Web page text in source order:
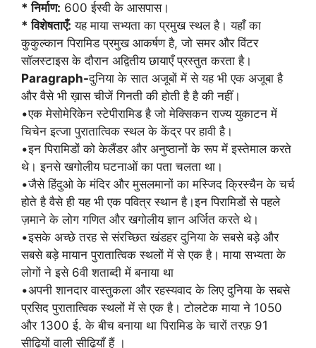
* निर्माण: 600 ईस्वी के आसपास।
* विशेषताएँ: यह माया सभ्यता का प्रमुख स्थल है। यहाँ का
कुकुल्कान पिरामिड प्रमुख आकर्षण है, जो समर और विंटर
सॉलस्टाइस के दौरान अद्वितीय छायाएँ प्रस्तुत करता है।
Paragraph-दुनिया के सात अजूबों में से यह भी एक अजूबा है
और वैसे भी ख़ास चीजें गिनती की होती है है की नहीं।
•एक मेसोमेरिकेन स्टेपीरामिड है जो मेक्सिकन राज्य युकाटन में
चिचेन इत्जा पुरातात्विक स्थल के केंद्र पर हावी है।
•इन पिरामिडों को केलैंडर और अनुष्ठानों के रूप में इस्तेमाल करते
थे। इनसे खगोलीय घटनाओं का पता चलता था।
•जैसे हिंदुओ के मंदिर और मुसलमानों का मस्जिद क्रिस्चैन के चर्च
होते है वैसे ही यह भी एक पवित्र स्थान है।इन पिरामिडों से पहले
ज़माने के लोग गणित और खगोलीय ज्ञान अर्जित करते थे।
•इसके अच्छे तरह से संरच्छित खंडहर दुनिया के सबसे बड़े और
सबसे बड़े मायान पुरातात्विक स्थलों में से एक है। माया सभ्यता के
लोगों ने इसे 6वी शताब्दी में बनाया था
•अपनी शानदार वास्तुकला और रहस्यवाद के लिए दुनिया के सबसे
प्रसिद पुरातात्विक स्थलों में से एक है। टोलटेक माया ने 1050
और 1300 ई. के बीच बनाया था पिरामिड के चारों तरफ़ 91
सीढ़ियों वाली सीढ़ियाँ हैं ।